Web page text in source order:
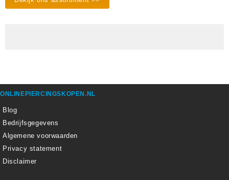
ONLINEPIERCINGSKOPEN.NL
Blog
Bedrijfsgegevens
Algemene voorwaarden
Privacy statement
Disclaimer